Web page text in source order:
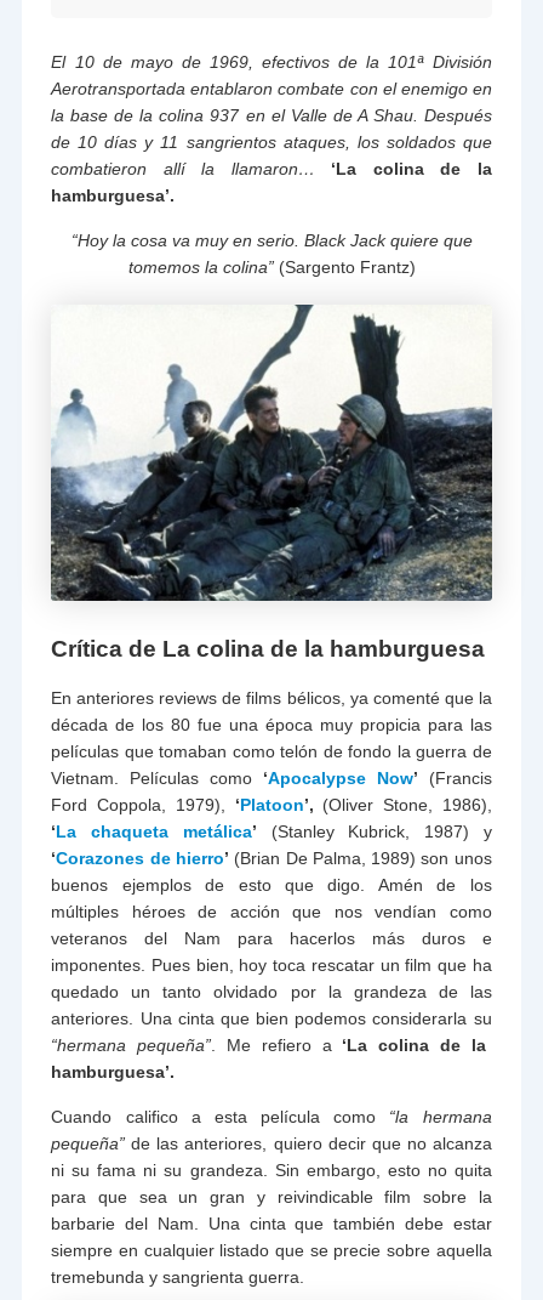
El 10 de mayo de 1969, efectivos de la 101ª División
Aerotransportada entablaron combate con el enemigo en
la base de la colina 937 en el Valle de A Shau. Después
de 10 días y 11 sangrientos ataques, los soldados que
combatieron allí la llamaron…
‘La colina de la
hamburguesa’.
“Hoy la cosa va muy en serio. Black Jack quiere que
tomemos la colina”(Sargento Frantz)
Crítica de La colina de la hamburguesa
En anteriores reviews de films bélicos, ya comenté que la
década de los 80 fue una época muy propicia para las
películas que tomaban como telón de fondo la guerra de
Vietnam. Películas como ‘Apocalypse Now’ (Francis
Ford Coppola, 1979), ‘Platoon’, (Oliver Stone, 1986),
‘La chaqueta metálica’ (Stanley Kubrick, 1987) y
‘Corazones de hierro’ (Brian De Palma, 1989) son unos
buenos ejemplos de esto que digo. Amén de los
múltiples héroes de acción que nos vendían como
veteranos del Nam para hacerlos más duros e
imponentes. Pues bien, hoy toca rescatar un film que ha
quedado un tanto olvidado por la grandeza de las
anteriores. Una cinta que bien podemos considerarla su
“hermana pequeña” . Me refiero a ‘La colina de la
hamburguesa’.
Cuando califico a esta película como “la hermana
pequeña” de las anteriores, quiero decir que no alcanza
ni su fama ni su grandeza. Sin embargo, esto no quita
para que sea un gran y reivindicable film sobre la
barbarie del Nam. Una cinta que también debe estar
siempre en cualquier listado que se precie sobre aquella
tremebunda y sangrienta guerra.